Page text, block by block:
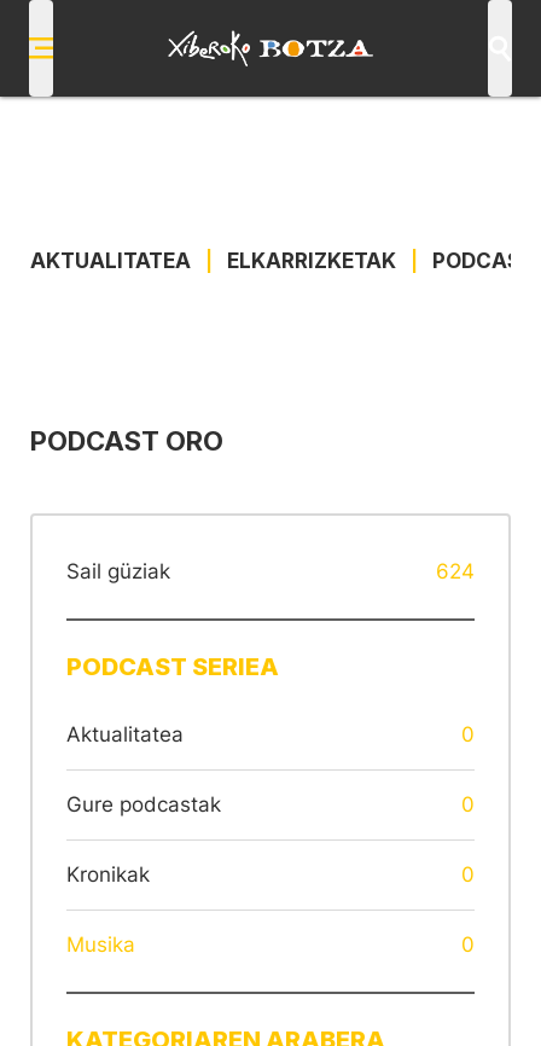
AKTUALITATEA ELKARRIZKETAK
PODCAST ORO
Sail güziak 624
PODCAST SERIEA
Aktualitatea 0
Gure podcastak 0
Kronikak 0
Musika 0
KATEGORIAREN ARABERA